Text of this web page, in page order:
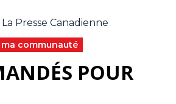
Presse Canadienne
communauté
POUR